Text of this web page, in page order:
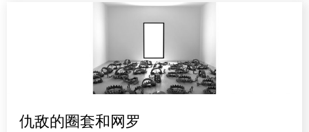
仇敌的圈套和网罗